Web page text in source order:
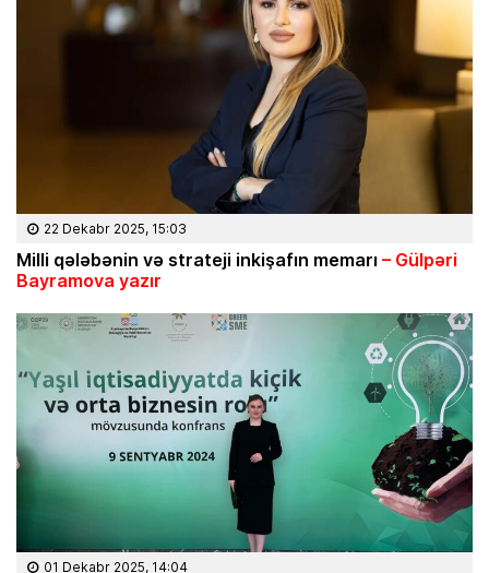
22 Dekabr 2025, 15:03
Milli qələbənin və strateji inkişafın memarı– Gülpəri
Bayramova yazır
01 Dekabr 2025, 14:04